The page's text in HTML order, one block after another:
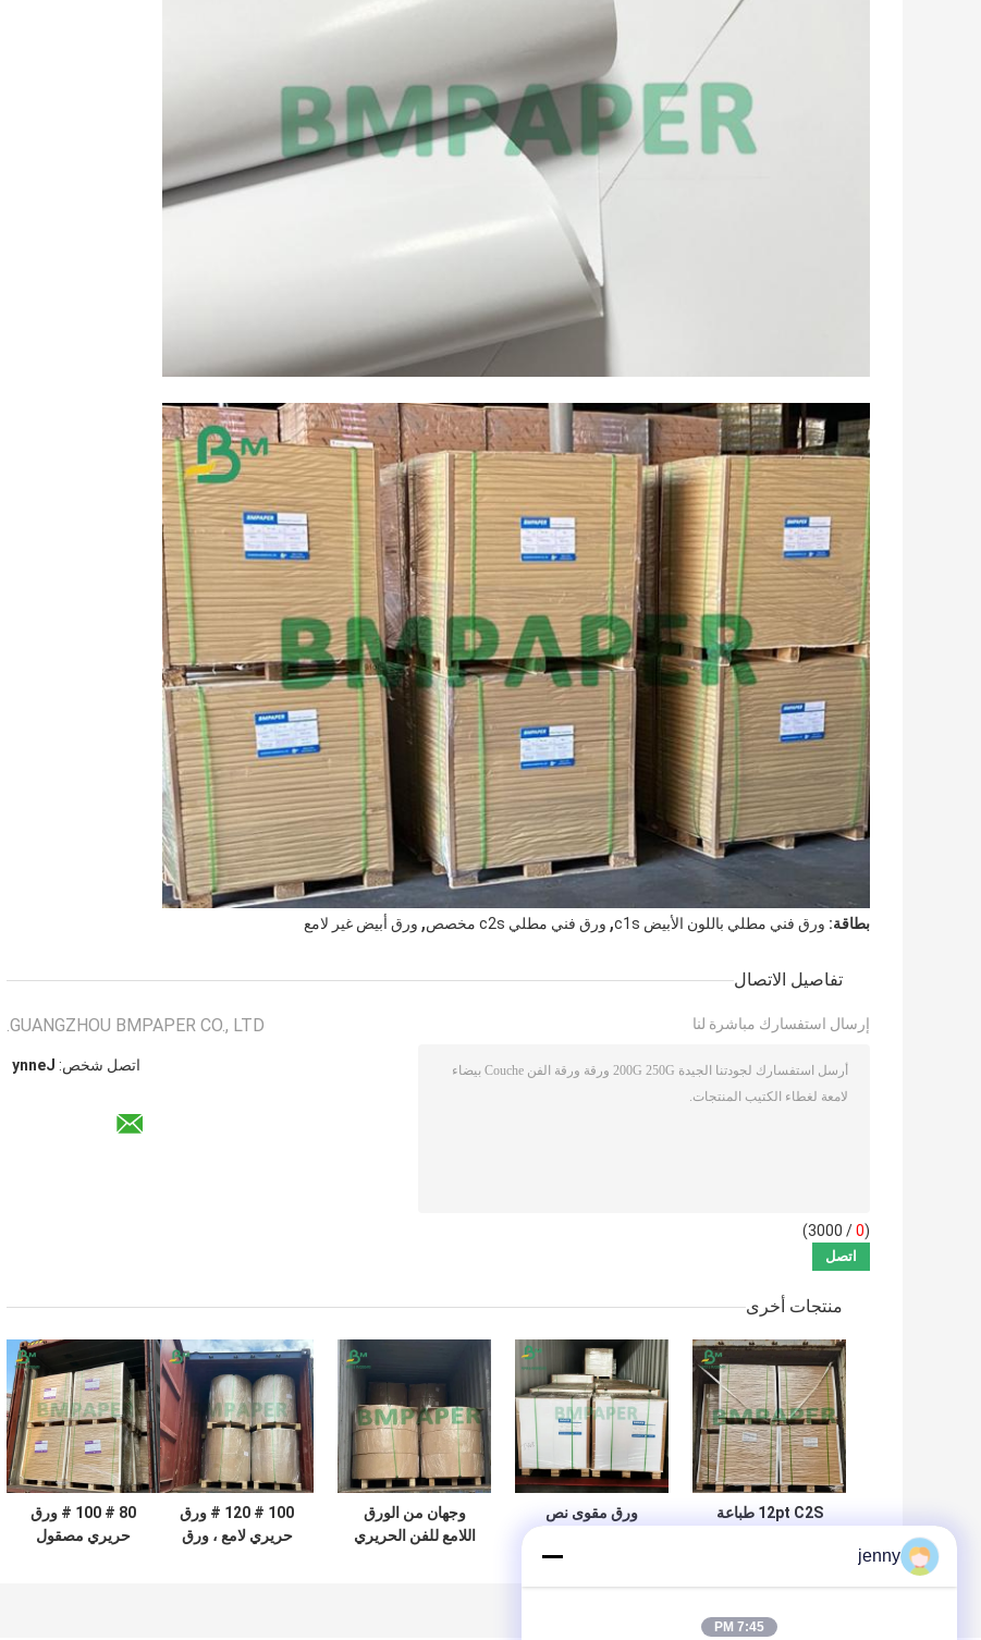
بطاقة: ورق فني مطلي باللون الأبيض c1s , ورق فني مطلي c2s مخصص , ورق أبيض غير لامع
تفاصيل الاتصال
GUANGZHOU BMPAPER CO., LTD.
اتصل شخص: Jenny
إرسال استفسارك مباشرة لنا
(
0
/ 3000)
منتجات أخرى
12pt C2S طباعة
ورق مقوى نص
12 "X 18" 80 # 100
وجهان من الورق
اللامع للفن الحريري
100 # 120 # ورق
حريري لامع ، ورق
80 # 100 # ورق
حريري مصقول
jenny
7:45 PM